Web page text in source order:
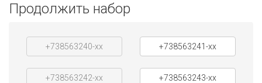
Продолжить набор
+738563240-xx +738563241-xx
+738563242-xx +738563243-xx